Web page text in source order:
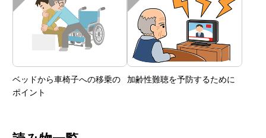
ベッドから車椅子への移乗の
ポイント
加齢性難聴を予防するために